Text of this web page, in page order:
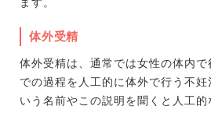
体外受精
体外受精は、通常では女性の体内で
での過程を人工的に体外で行う不妊
いう名前やこの説明を聞くと人工